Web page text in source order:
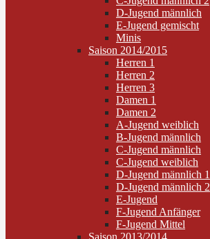
D-Jugend männlich
E-Jugend gemischt
Minis
Saison 2014/2015
Herren 1
Herren 2
Herren 3
Damen 1
Damen 2
A-Jugend weiblich
B-Jugend männlich
C-Jugend männlich
C-Jugend weiblich
D-Jugend männlich 1
D-Jugend männlich 2
E-Jugend
F-Jugend Anfänger
F-Jugend Mittel
Saison 2013/2014